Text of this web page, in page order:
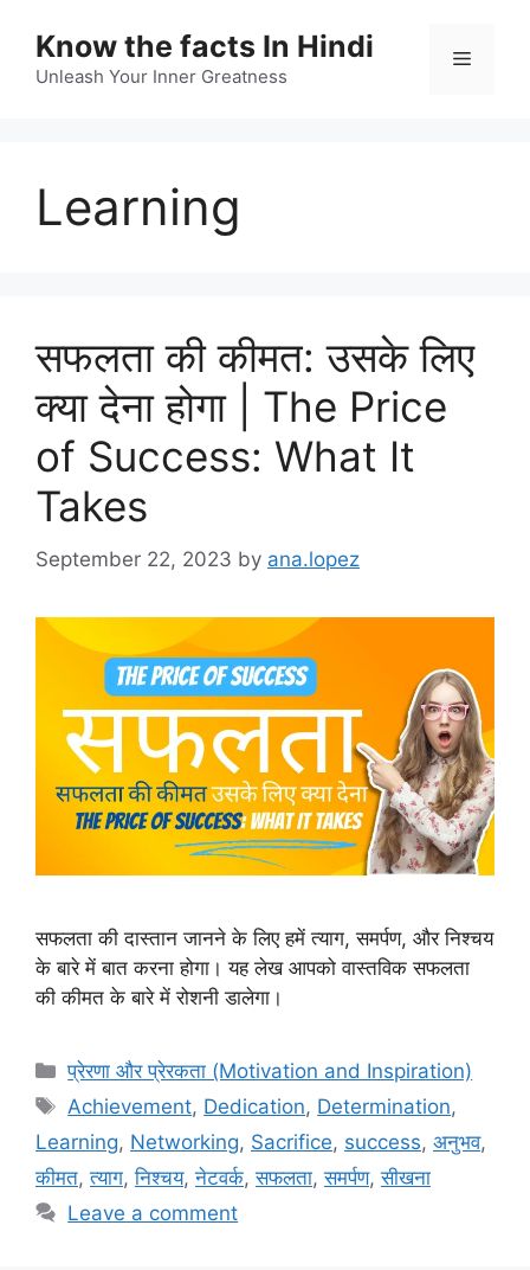
content
Know the facts In Hindi
Unleash Your Inner Greatness
Menu
Learning
सफलता की कीमत: उसके लिए
क्या देना होगा | The Price
of Success: What It
Takes
September 22, 2023 by ana.lopez
सफलता की दास्तान जानने के लिए हमें त्याग, समर्पण, और निश्चय
के बारे में बात करना होगा। यह लेख आपको वास्तविक सफलता
की कीमत के बारे में रोशनी डालेगा।
Categories
प्रेरणा और प्रेरकता (Motivation and Inspiration)
Tags
Achievement, Dedication, Determination,
Learning, Networking, Sacrifice, success, अनुभव,
कीमत,त्याग,निश्चय,नेटवर्क,सफलता,समर्पण,सीखना
Leave a comment